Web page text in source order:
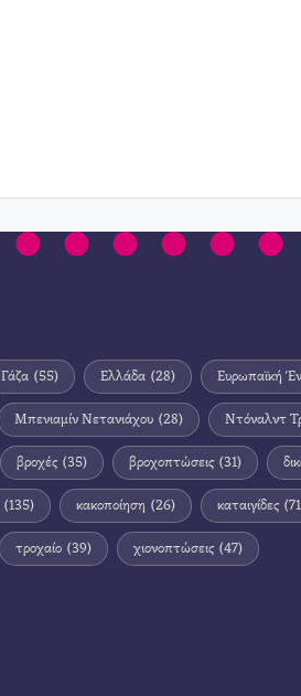
Γάζα (55) Ελλάδα (28) Ευρωπαϊκή
Μπενιαμίν Νετανιάχου (28) Ντόναλντ
βροχές (35) βροχοπτώσεις (31)
(135) κακοποίηση (26) καταιγίδες
τροχαίο (39) χιονοπτώσεις (47)